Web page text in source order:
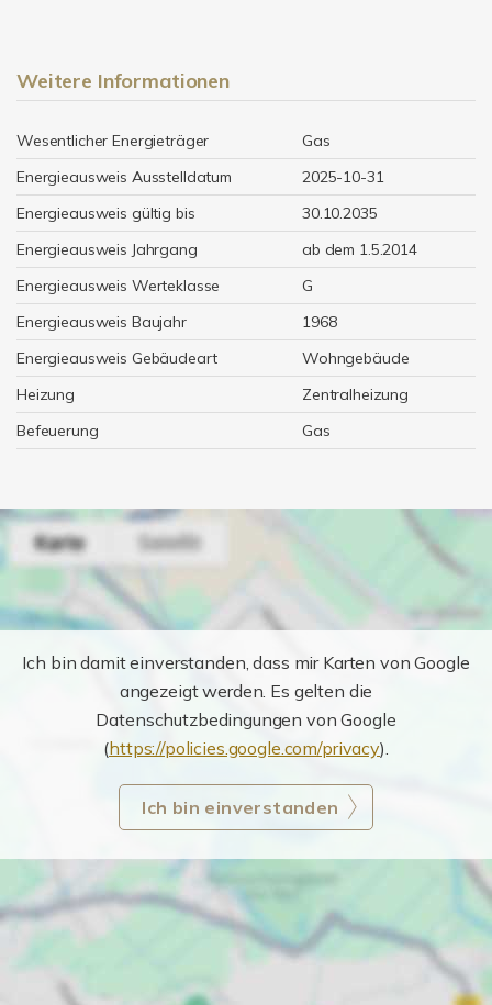
Weitere Informationen
Wesentlicher Energieträger
Gas
Energieausweis Ausstelldatum
2025-10-31
Energieausweis gültig bis
30.10.2035
Energieausweis Jahrgang
ab dem 1.5.2014
Energieausweis Werteklasse
G
Energieausweis Baujahr
1968
Energieausweis Gebäudeart
Wohngebäude
Heizung
Zentralheizung
Befeuerung
Gas
Ich bin damit einverstanden, dass mir Karten von Google
angezeigt werden. Es gelten die
Datenschutzbedingungen von Google
(https://policies.google.com/privacy).
Ich bin einverstanden